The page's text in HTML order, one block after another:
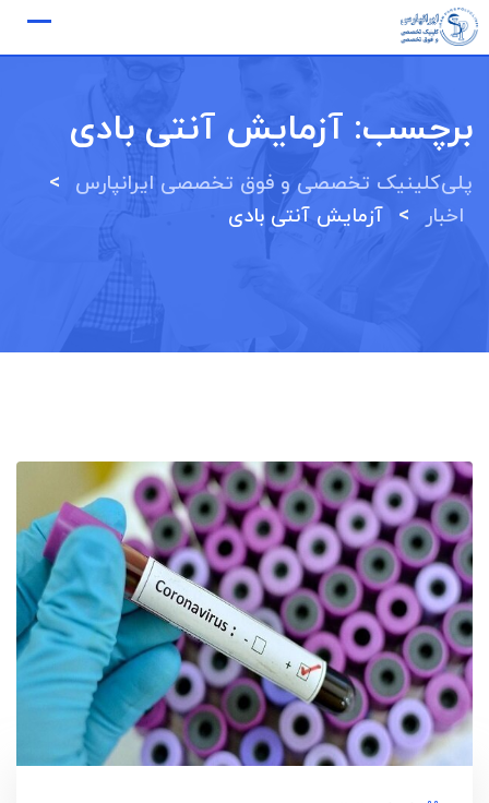
Skip
to
content
برچسب: آزمایش آنتی بادی
پلی‌کلینیک تخصصی و فوق تخصصی ایرانپارس >
اخبار > آزمایش آنتی بادی